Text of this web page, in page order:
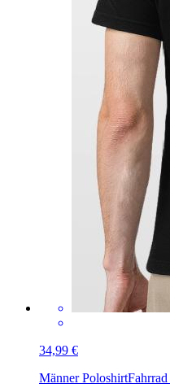
34,99 €
Männer Poloshirt